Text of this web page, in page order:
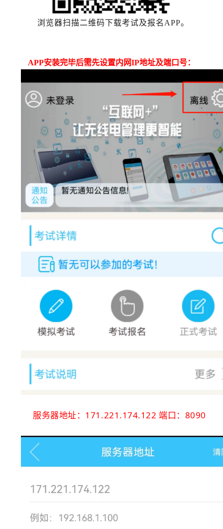
浏览器扫描二维码下载考试及报名APP。
APP安装完毕后需先设置内网IP地址及端口号：
服务器地址：171.221.174.122 端口：8090